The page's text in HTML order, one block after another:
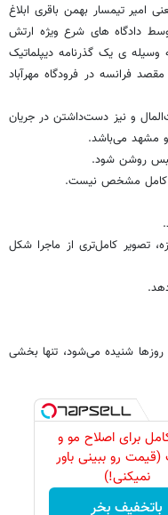
امیر تیمسار بهمن باقری ابلاغ
دادگاه های شرع ویژه ارتش
الخروج شد. او اما در ۲۲ شهریور ۵۹ به وسیله ی یک گذرنامه دیپلماتیک
فرانسه در فرودگاه مهرآباد
و نیز دست‌داشتن در جریان
مشهد می‌باشد.
روشن شود.
کامل مشخص نیست.
تصویر کامل‌تری از ماجرا شکل
شنیده می‌شود، تنها بخشی
کامل برای اصلاح مو و
رو ببینی باور
نمیکنی!)
باتخفیف بخر